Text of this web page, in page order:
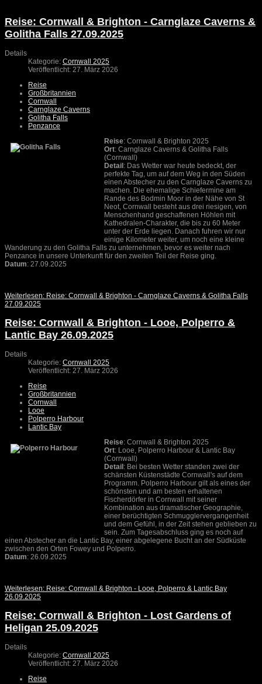
Reise: Cornwall & Brighton - Carnglaze Caverns &
Golitha Falls 27.09.2025
Details
Kategorie: Cornwall 2025
Veröffentlicht: 27. März 2026
Reise
Großbritannien
Cornwall
Carnglaze Caverns
Golitha Falls
Penzance
Reise: Cornwall & Brighton 2025
Ort: Carnglaze Caverns & Golitha Falls
(Cornwall)
Detail : Das Wetter war heute bedeckt, der
perfekte Tag, um auf dem Weg in den Süden
einen Abstecher zu den Carnglaze Caverns zu
machen. Die ehemalige Schiefermine am
Rande des Bodmin Moor in der Nähe von St
Neot, Cornwall besteht aus drei riesigen, von
Menschenhand geschaffenen Höhlen mit
Kathedralen-Charakter, die bis zu 60 Meter
unter der Erde liegen. Danach fuhren wir nur
einige Kilometer weiter, um noch eine kleine
Wanderung zu den Golitha Falls zu unternehmen, bevor es weiter nach
Penzance in unsere Unterkunft für den zweiten Teil der Reise ging.
Datum: 27.09.2025
Weiterlesen: Reise: Cornwall & Brighton - Carnglaze Caverns & Golitha Falls
27.09.2025
Reise: Cornwall & Brighton - Looe, Polperro &
Lantic Bay 26.09.2025
Details
Kategorie: Cornwall 2025
Veröffentlicht: 27. März 2026
Reise
Großbritannien
Cornwall
Looe
Polperro Harbour
Lantic Bay
Reise: Cornwall & Brighton 2025
Ort: Looe, Polperro Harbour & Lantic Bay
(Cornwall)
Detail: Bei besten Wetter standen zwei der
schänsten Küstenstädte Cornwall's auf dem
Programm. Polperro Harbour gilt als eines der
schönsten und am besten erhaltenen
Fischerdörfer in Cornwall mit seiner
Kombination aus dramatischer Geographie,
einer berüchtigten Schmugglervergangenheit
und dem Gefühl, in der Zeit stehen geblieben zu
sein. Zum Tagesabschluss ging es noch auf
einen Abstecher an die Lantic Bay, einer abgelegene Bucht an der Südküste
zwischen den Orten Fowey und Polperro.
Datum: 26.09.2025
Weiterlesen: Reise: Cornwall & Brighton - Looe, Polperro & Lantic Bay
26.09.2025
Reise: Cornwall & Brighton - Lost Gardens of
Heligan 25.09.2025
Details
Kategorie: Cornwall 2025
Veröffentlicht: 27. März 2026
Reise